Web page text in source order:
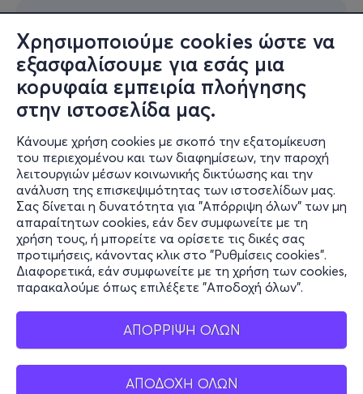
Χρησιμοποιούμε cookies ώστε να
εξασφαλίσουμε για εσάς μια
κορυφαία εμπειρία πλοήγησης
στην ιστοσελίδα μας.
Κάνουμε χρήση cookies με σκοπό την εξατομίκευση
του περιεχομένου και των διαφημίσεων, την παροχή
λειτουργιών μέσων κοινωνικής δικτύωσης και την
ανάλυση της επισκεψιμότητας των ιστοσελίδων μας.
Σας δίνεται η δυνατότητα για "Απόρριψη όλων" των μη
απαραίτητων cookies, εάν δεν συμφωνείτε με τη
χρήση τους, ή μπορείτε να ορίσετε τις δικές σας
προτιμήσεις, κάνοντας κλικ στο "Ρυθμίσεις cookies".
Διαφορετικά, εάν συμφωνείτε με τη χρήση των cookies,
παρακαλούμε όπως επιλέξετε "Αποδοχή όλων".
ΑΠΟΡΡΙΨΗ ΟΛΩΝ
ΑΠΟΔΟΧΗ ΟΛΩΝ